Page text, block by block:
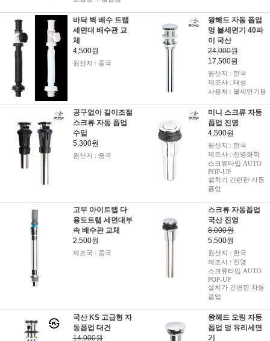
바닥 벽 배수 트랩
세면대 배수관 교
체
4,500원
원산지 : 중국
왕헤드 자동 폽업
멍 볼세면기 40파
이 국산
24,000원
17,500원
원산지 : 한국
제조사 : 태성
사용처 : 볼세면기용
공구없이 길이조절
스크류 자동 폽업
수입
5,300원
원산지 : 중국
미니 스크류 자동
폽업 진영
4,500원
원산지 : 한국
제조사 : 진영화학
스크류타입 AUTO
POP-UP
설치가 간편한 자동
폽업
고무 아이트랩 다
용도트랩 세면대부
속 배수관 교체
2,500원
제조국 : 중국
스크류 자동폽업
국산 진영
8,000원
5,500원
원산지 : 한국
제조사 : 진영
스크류타입 AUTO
POP-UP
설치가 간편한 자동
폽업
국산 KS 고급형 자
동폽업 대건
14,000원
왕헤드 오링 자동
폽업 멍 유리세면
기